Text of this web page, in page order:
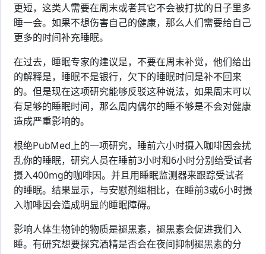
更短，这类人需要在周末或者其它不会被打扰的日子里多
睡一会。如果不想伤害自己的健康，那么人们需要给自己
更多的时间补充睡眠。
在过去，睡眠专家的建议是，不要在周末补觉，他们给出
的解释是，睡眠不是银行，欠下的睡眠时间是补不回来
的。但是现在这项研究能够反驳这种说法，如果周末可以
有足够的睡眠时间，那么周内偶尔的睡不够是不会对健康
造成严重影响的。
根绝PubMed上的一项研究，睡前六小时摄入咖啡因会扰
乱你的睡眠，研究人员在睡前3小时和6小时分别给受试者
摄入400mg的咖啡因。并且用睡眠监测器来跟踪受试者
的睡眠。结果显示，与安慰剂组相比，在睡前3或6小时摄
入咖啡因会造成明显的睡眠障碍。
影响人体生物钟的物质是褪黑素，褪黑素会促进我们入
睡。有研究想要探究酒精是否会在夜间抑制褪黑素的分